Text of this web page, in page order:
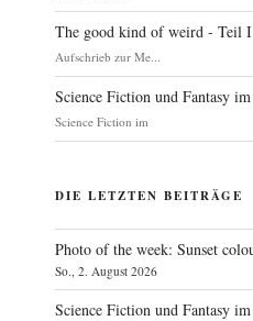
The good kind of weird - Teil I
Aufschrieb zur Me...
Science Fiction und Fantasy
Science Fiction im
DIE LETZTEN BEITRÄGE
Photo of the week: Sunset
So., 2. August 2026
Science Fiction und Fantasy